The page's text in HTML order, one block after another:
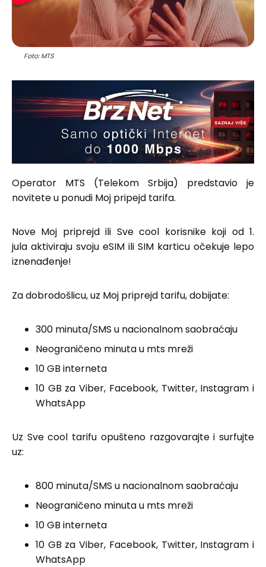
Foto: MTS
Operator MTS (Telekom Srbija) predstavio je
novitete u ponudi Moj pripejd tarifa.
Nove Moj priprejd ili Sve cool korisnike koji od 1.
jula aktiviraju svoju eSIM ili SIM karticu očekuje lepo
iznenađenje!
Za dobrodošlicu, uz Moj priprejd tarifu, dobijate:
300 minuta/SMS u nacionalnom saobraćaju
Neograničeno minuta u mts mreži
10 GB interneta
10 GB za Viber, Facebook, Twitter, Instagram i
WhatsApp
Uz Sve cool tarifu opušteno razgovarajte i surfujte
uz:
800 minuta/SMS u nacionalnom saobraćaju
Neograničeno minuta u mts mreži
10 GB interneta
10 GB za Viber, Facebook, Twitter, Instagram i
WhatsApp